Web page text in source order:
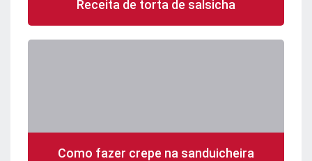
Receita de torta de salsicha
Como fazer crepe na sanduicheira